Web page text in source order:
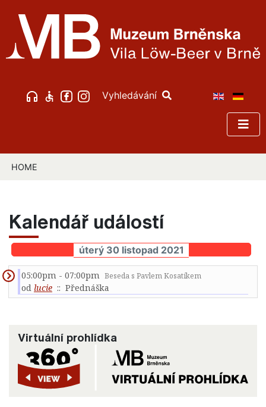
Vyhledávání
HOME
Kalendář událostí
úterý 30 listopad 2021
05:00pm - 07:00pm Beseda s Pavlem Kosatíkem
od lucie :: Přednáška
Virtuální prohlídka